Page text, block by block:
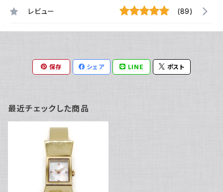
レビュー (89)
保存 シェア LINE ポスト
最近チェックした商品